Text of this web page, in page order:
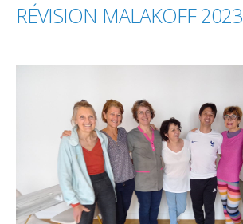
RÉVISION MALAKOFF 2023